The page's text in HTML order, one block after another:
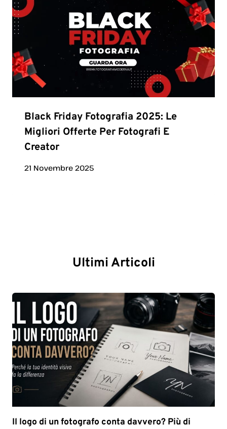
Black Friday Fotografia 2025: Le
Migliori Offerte Per Fotografi E
Creator
21 Novembre 2025
Ultimi Articoli
Il logo di un fotografo conta davvero? Più di